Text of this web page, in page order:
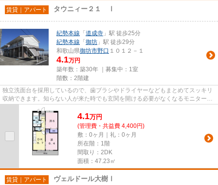
賃貸｜アパート タウニィー２１ Ⅰ
紀勢本線 「 道成寺 」駅 徒歩25分
紀勢本線 「 御坊 」駅 徒歩29分
和歌山県御坊市野口 １０１２－１
4.1万円
築年数：築30年 ｜募集中： 1室
階数：2階建
独立洗面台を採用しているので、歯ブラシやドライヤーなどもまとめてスッキリ
収納できます。知らない人が来た時でも玄関を開ける必要がなくなるモニター付
きインターホンを備えており...
4.1万円
(管理費・共益費 4,400円)
敷：0ヶ月｜礼：0ヶ月
所在階：1階
間取り：2DK
面積：47.23㎡
賃貸｜アパート ヴェルドール大樹Ⅰ